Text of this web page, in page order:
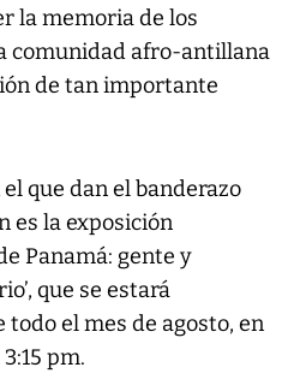
la memoria de los
comunidad afro-antillana
de tan importante
que dan el banderazo
es la exposición
Panamá: gente y
que se estará
el mes de agosto, en
pm.